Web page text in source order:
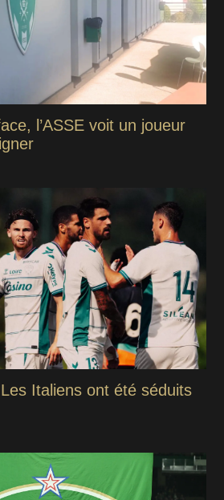
l’ASSE voit un joueur
Italiens ont été séduits